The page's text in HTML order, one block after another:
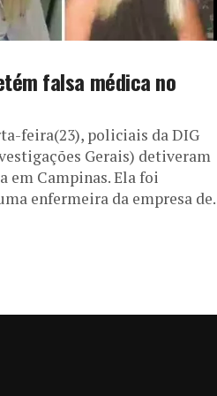
falsa médica no
feira(23), policiais da DIG
Gerais) detiveram
em Campinas. Ela foi
enfermeira da empresa